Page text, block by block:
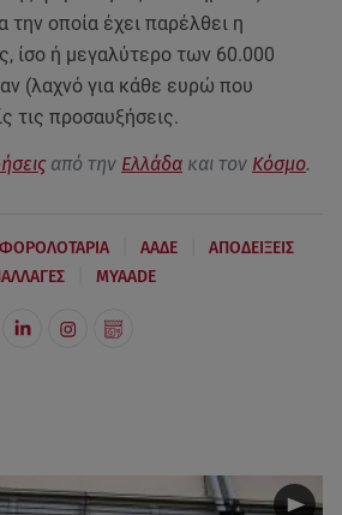
την οποία έχει παρέλθει η
ίσο ή μεγαλύτερο των 60.000
(λαχνό για κάθε ευρώ που
τις προσαυξήσεις.
από την Ελλάδα και τον Κόσμο.
ΦΟΡΟΛΟΤΑΡΙΑ ΑΑΔΕ ΑΠΟΔΕΙΞΕΙΣ
MYAADE